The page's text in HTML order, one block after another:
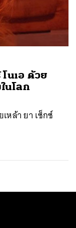
นเอ ด้วย
นโลก
หล้า ยา เซ็กซ์
EMAIL